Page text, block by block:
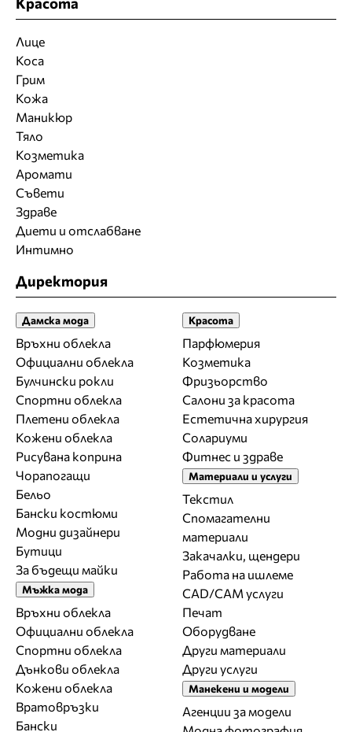
Лице
Коса
Грим
Кожа
Маникюр
Тяло
Козметика
Аромати
Съвети
Здраве
Диети и отслабване
Интимно
Директория
Дамска мода
Връхни облекла
Официални облекла
Булчински рокли
Спортни облекла
Плетени облекла
Кожени облекла
Рисувана коприна
Чорапогащи
Бельо
Бански костюми
Модни дизайнери
Бутици
За бъдещи майки
Мъжка мода
Връхни облекла
Официални облекла
Спортни облекла
Дънкови облекла
Кожени облекла
Вратовръзки
Бански
Красота
Парфюмерия
Козметика
Фризьорство
Салони за красота
Естетична хирургия
Солариуми
Фитнес и здраве
Материали и услуги
Текстил
Спомагателни
материали
Закачалки, щендери
Работа на ишлеме
CAD/CAM услуги
Печат
Оборудване
Други материали
Други услуги
Манекени и модели
Агенции за модели